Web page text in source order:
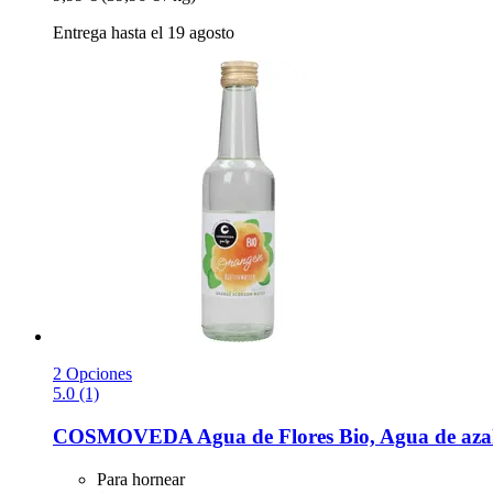
Entrega hasta el 19 agosto
2 Opciones
5.0 (1)
COSMOVEDA Agua de Flores Bio, Agua de
Para hornear